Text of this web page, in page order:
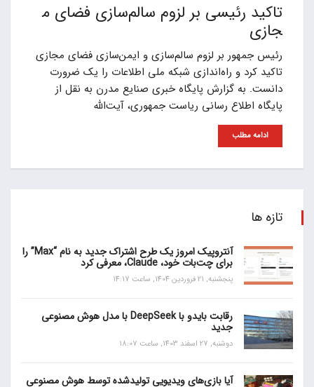
تاکید رئیسی بر لزوم سالم‌سازی فضای م
جازی
رئیس جمهور بر لزوم سالم‌سازی و ایمن‌سازی فضای مجازی
تاکید کرد و راه‌اندازی شبکه ملی اطلاعات را یک ضرورت
دانست. به گزارش پایگاه خبری صنایع مدرن به نقل از
پایگاه اطلاع رسانی ریاست جمهوری، آیت‌الله
ادامه مطلب
تازه ها
آنتروپیک امروز یک طرح اشتراک جدید به نام “Max” را
برای چت‌بات خود، Claude، معرفی کرد
پنجشنبه, 21 فروردین 1404, ساعت 14:17
رقابت بایدو با DeepSeek با مدل هوش مصنوعی
جدید
دوشنبه, 27 اسفند 1403, ساعت 18:07
آیا بازی‌های ویدیویی تولیدشده توسط هوش مصنوعی